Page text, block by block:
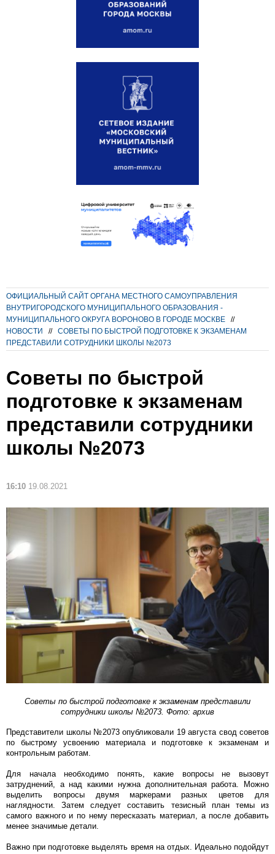
ОФИЦИАЛЬНЫЙ САЙТ ОРГАНА МЕСТНОГО САМОУПРАВЛЕНИЯ
ВНУТРИГОРОДСКОГО МУНИЦИПАЛЬНОГО ОБРАЗОВАНИЯ -
МУНИЦИПАЛЬНОГО ОКРУГА ВОРОНОВО В ГОРОДЕ МОСКВЕ
//
НОВОСТИ
//
СОВЕТЫ ПО БЫСТРОЙ ПОДГОТОВКЕ К ЭКЗАМЕНАМ
ПРЕДСТАВИЛИ СОТРУДНИКИ ШКОЛЫ №2073
Советы по быстрой
подготовке к экзаменам
представили сотрудники
школы №2073
16:10 19.08.2021
Советы по быстрой подготовке к экзаменам представили
сотрудники школы №2073. Фото: архив
Представители школы №2073 опубликовали 19 августа свод советов
по быстрому усвоению материала и подготовке к экзаменам и
контрольным работам.
Для начала необходимо понять, какие вопросы не вызовут
затруднений, а над какими нужна дополнительная работа. Можно
выделить вопросы двумя маркерами разных цветов для
наглядности. Затем следует составить тезисный план темы из
самого важного и по нему пересказать материал, а после добавить
менее значимые детали.
Важно при подготовке выделять время на отдых. Идеально подойдут